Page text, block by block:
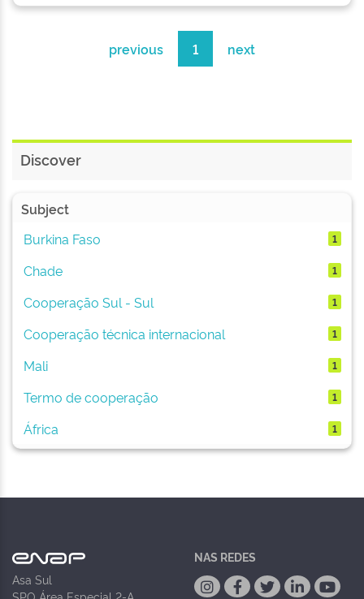
previous 1 next
Discover
Subject
Burkina Faso
1
Chade 1
Cooperação Sul - Sul 1
Cooperação técnica internacional 1
Mali 1
Termo de cooperação 1
África 1
Asa Sul
NAS REDES